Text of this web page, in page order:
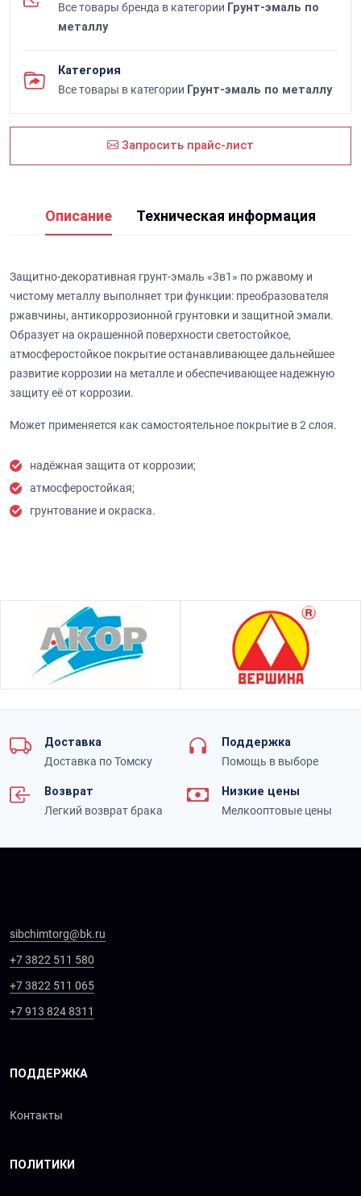
Все товары бренда в категории Грунт-эмаль по
металлу
Категория
Все товары в категории Грунт-эмаль по металлу
Запросить прайс-лист
Описание Техническая информация
Защитно-декоративная грунт-эмаль «3в1» по ржавому и
чистому металлу выполняет три функции: преобразователя
ржавчины, антикоррозионной грунтовки и защитной эмали.
Образует на окрашенной поверхности светостойкое,
атмосферостойкое покрытие останавливающее дальнейшее
развитие коррозии на металле и обеспечивающее надежную
защиту её от коррозии.
Может применяется как самостоятельное покрытие в 2 слоя.
надёжная защита от коррозии;
атмосферостойкая;
грунтование и окраска.
Доставка
Доставка по Томску
Поддержка
Помощь в выборе
Возврат
Легкий возврат брака
Низкие цены
Мелкооптовые цены
sibchimtorg@bk.ru
+7 3822 511 580
+7 3822 511 065
+7 913 824 8311
ПОДДЕРЖКА
Контакты
ПОЛИТИКИ